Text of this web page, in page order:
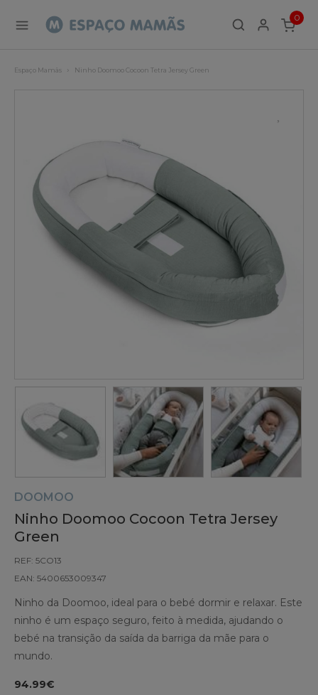
0
ITEMS
Espaço Mamãs Ninho Doomoo Cocoon Tetra Jersey Green
DOOMOO
Ninho Doomoo Cocoon Tetra Jersey
Green
REF: 5CO13
EAN: 5400653009347
Ninho da Doomoo, ideal para o bebé dormir e relaxar. Este
ninho é um espaço seguro, feito à medida, ajudando o
bebé na transição da saída da barriga da mãe para o
mundo.
94.99€